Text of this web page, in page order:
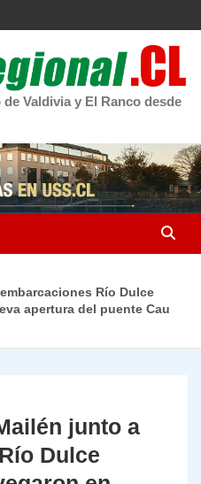
Valdivia y El Ranco desde
Río Dulce
apertura del puente Cau
junto a
Dulce